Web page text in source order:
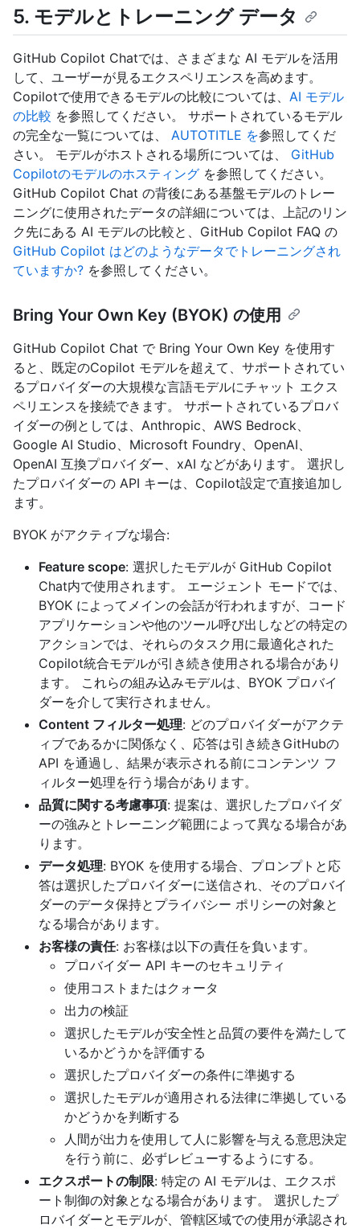
5. モデルとトレーニング データ
GitHub Copilot Chatでは、さまざまな AI モデルを活用
して、ユーザーが見るエクスペリエンスを高めます。
Copilotで使用できるモデルの比較については、 AI モデル
の比較 を参照してください。 サポートされているモデル
の完全な一覧については、 AUTOTITLE を参照してくだ
さい。 モデルがホストされる場所については、 GitHub
Copilotのモデルのホスティング を参照してください。
GitHub Copilot Chat の背後にある基盤モデルのトレー
ニングに使用されたデータの詳細については、上記のリン
ク先にある AI モデルの比較と、GitHub Copilot FAQ の
GitHub Copilot はどのようなデータでトレーニングされ
ていますか? を参照してください。
Bring Your Own Key (BYOK) の使用
GitHub Copilot Chat で Bring Your Own Key を使用す
ると、既定のCopilot モデルを超えて、サポートされてい
るプロバイダーの大規模な言語モデルにチャット エクス
ペリエンスを接続できます。 サポートされているプロバ
イダーの例としては、Anthropic、AWS Bedrock、
Google AI Studio、Microsoft Foundry、OpenAI、
OpenAI 互換プロバイダー、xAI などがあります。 選択し
たプロバイダーの API キーは、Copilot設定で直接追加し
ます。
BYOK がアクティブな場合:
Feature scope: 選択したモデルが GitHub Copilot
Chat内で使用されます。 エージェント モードでは、
BYOK によってメインの会話が行われますが、コード
アプリケーションや他のツール呼び出しなどの特定の
アクションでは、それらのタスク用に最適化された
Copilot統合モデルが引き続き使用される場合があり
ます。 これらの組み込みモデルは、BYOK プロバイ
ダーを介して実行されません。
Content フィルター処理: どのプロバイダーがアクテ
ィブであるかに関係なく、応答は引き続きGitHubの
API を通過し、結果が表示される前にコンテンツ フ
ィルター処理を行う場合があります。
品質に関する考慮事項: 提案は、選択したプロバイダ
ーの強みとトレーニング範囲によって異なる場合があ
ります。
データ処理: BYOK を使用する場合、プロンプトと応
答は選択したプロバイダーに送信され、そのプロバイ
ダーのデータ保持とプライバシー ポリシーの対象と
なる場合があります。
お客様の責任: お客様は以下の責任を負います。
プロバイダー API キーのセキュリティ
使用コストまたはクォータ
出力の検証
選択したモデルが安全性と品質の要件を満たして
いるかどうかを評価する
選択したプロバイダーの条件に準拠する
選択したモデルが適用される法律に準拠している
かどうかを判断する
人間が出力を使用して人に影響を与える意思決定
を行う前に、必ずレビューするようにする。
エクスポートの制限: 特定の AI モデルは、エクスポ
ート制御の対象となる場合があります。 選択したプ
ロバイダーとモデルが、管轄区域での使用が承認され